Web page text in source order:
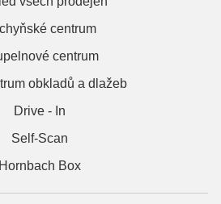
centrum
centrum
obkladů a dlažeb
Drive - In
Self-Scan
Hornbach Box